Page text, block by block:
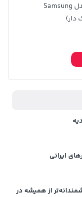
Full Cover Top Shock درجه یک مدل Samsung
ایرانی
از همیشه در